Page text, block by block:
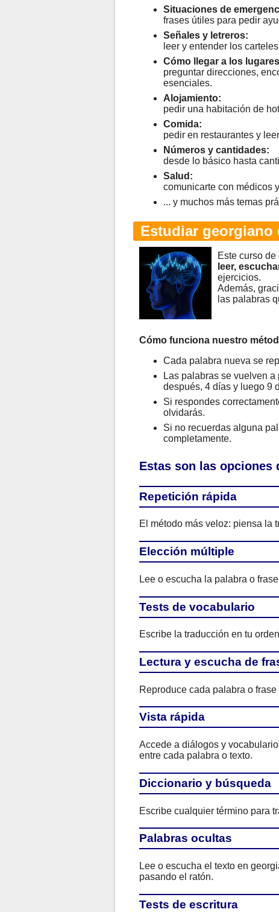
Situaciones de
frases útiles para pedir
Señales y letreros:
leer y entender los
Cómo llegar a los
preguntar direcciones,
esenciales.
Alojamiento:
pedir una habitación de
Comida:
pedir en restaurantes y
Números y cantidades:
desde lo básico hasta
Salud:
comunicarte con médicos
... y muchos más temas
Estudiar georgiano
Este curso
leer,
ejercicios.
Además,
las palabras
Cómo funciona nuestro
Cada palabra nueva se
Las palabras se vuelven
después, 4 días y luego 9
Si respondes
olvidarás.
Si no recuerdas alguna
completamente.
Estas son las opciones
Repetición rápida
El método más veloz: piensa la
Elección múltiple
Lee o escucha la palabra o
Tests de vocabulario
Escribe la traducción en tu
Lectura y escucha de
Reproduce cada palabra o
Vista rápida
Accede a diálogos y
entre cada palabra o texto.
Diccionario y búsqueda
Escribe cualquier término para
Palabras ocultas
Lee o escucha el texto en
pasando el ratón.
Tests de escritura